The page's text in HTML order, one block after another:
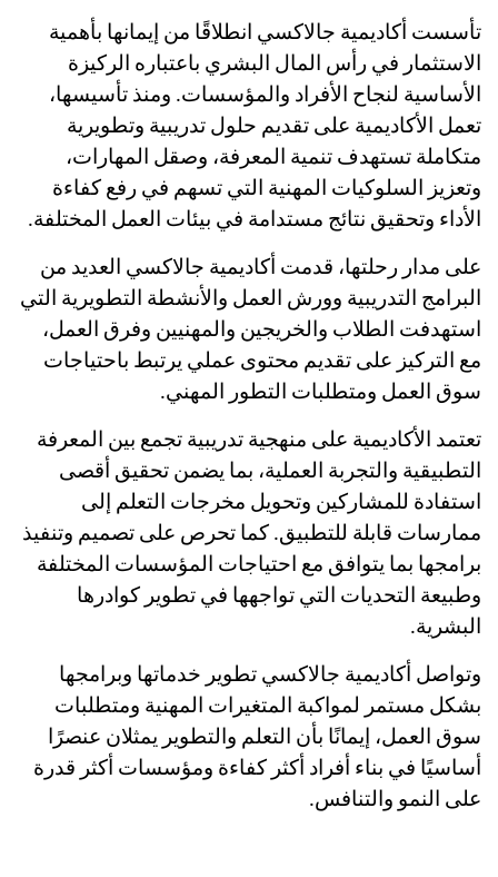
تأسست أكاديمية جالاكسي انطلاقًا من إيمانها بأهمية
الاستثمار في رأس المال البشري باعتباره الركيزة
الأساسية لنجاح الأفراد والمؤسسات. ومنذ تأسيسها،
تعمل الأكاديمية على تقديم حلول تدريبية وتطويرية
متكاملة تستهدف تنمية المعرفة، وصقل المهارات،
وتعزيز السلوكيات المهنية التي تسهم في رفع كفاءة
الأداء وتحقيق نتائج مستدامة في بيئات العمل المختلفة.
على مدار رحلتها، قدمت أكاديمية جالاكسي العديد من
البرامج التدريبية وورش العمل والأنشطة التطويرية التي
استهدفت الطلاب والخريجين والمهنيين وفرق العمل،
مع التركيز على تقديم محتوى عملي يرتبط باحتياجات
سوق العمل ومتطلبات التطور المهني.
تعتمد الأكاديمية على منهجية تدريبية تجمع بين المعرفة
التطبيقية والتجربة العملية، بما يضمن تحقيق أقصى
استفادة للمشاركين وتحويل مخرجات التعلم إلى
ممارسات قابلة للتطبيق. كما تحرص على تصميم وتنفيذ
برامجها بما يتوافق مع احتياجات المؤسسات المختلفة
وطبيعة التحديات التي تواجهها في تطوير كوادرها
البشرية.
وتواصل أكاديمية جالاكسي تطوير خدماتها وبرامجها
بشكل مستمر لمواكبة المتغيرات المهنية ومتطلبات
سوق العمل، إيمانًا بأن التعلم والتطوير يمثلان عنصرًا
أساسيًا في بناء أفراد أكثر كفاءة ومؤسسات أكثر قدرة
على النمو والتنافس.